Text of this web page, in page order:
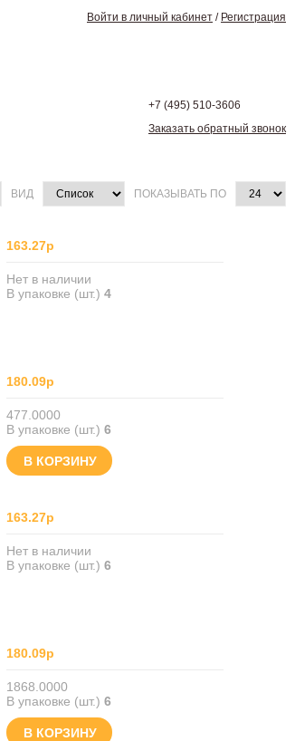
Войти в личный кабинет / Регистрация
+7 (495) 510-3606
Заказать обратный звонок
ВИД ПОКАЗЫВАТЬ ПО
163.27р
Нет в наличии
В упаковке (шт.)4
180.09р
477.0000
В упаковке (шт.)6
В КОРЗИНУ
163.27р
Нет в наличии
В упаковке (шт.)6
180.09р
1868.0000
В упаковке (шт.)6
В КОРЗИНУ